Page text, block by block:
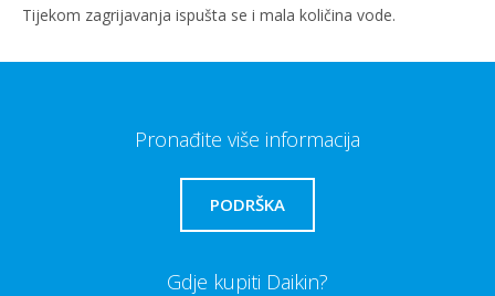
Tijekom zagrijavanja ispušta se i mala količina vode.
Pronađite više informacija
PODRŠKA
Gdje kupiti Daikin?